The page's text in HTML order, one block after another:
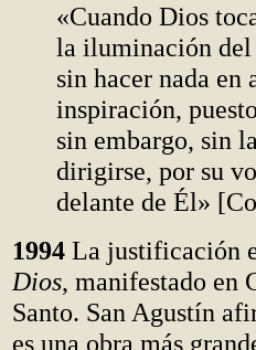
«Cuando Dios
la iluminación del
sin hacer nada
inspiración,
sin embargo, sin
dirigirse, por su
delante de Él»
1994 La justificación
Dios, manifestado en
Santo. San Agustín
es una obra más